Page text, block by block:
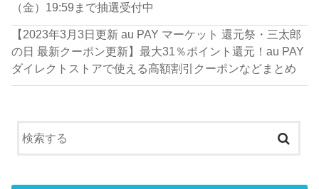
（金）19:59まで抽選受付中
【2023年3月3日更新 au PAY マーケット 還元祭・三太郎
の日 最新クーポン更新】最大31％ポイント還元！au PAY
ダイレクトストアで使える高額割引クーポンなどまとめ